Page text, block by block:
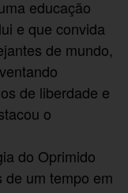
educação
e que convida
de mundo,
de liberdade e
o
do Oprimido
de um tempo em